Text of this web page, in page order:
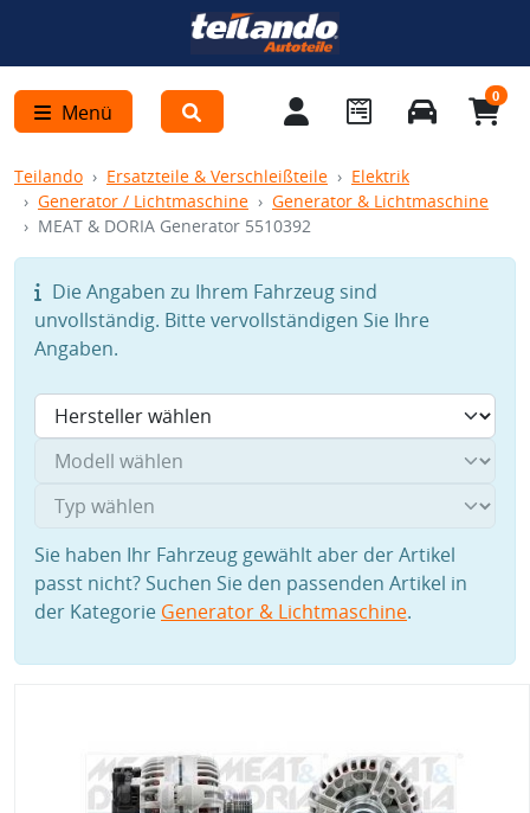
Menü
0
Teilando Ersatzteile & Verschleißteile
Elektrik
Generator / Lichtmaschine
Generator & Lichtmaschine
MEAT & DORIA Generator 5510392
Die Angaben zu Ihrem Fahrzeug sind
unvollständig. Bitte vervollständigen Sie Ihre
Angaben.
Sie haben Ihr Fahrzeug gewählt aber der Artikel
passt nicht? Suchen Sie den passenden Artikel in
der Kategorie Generator & Lichtmaschine.